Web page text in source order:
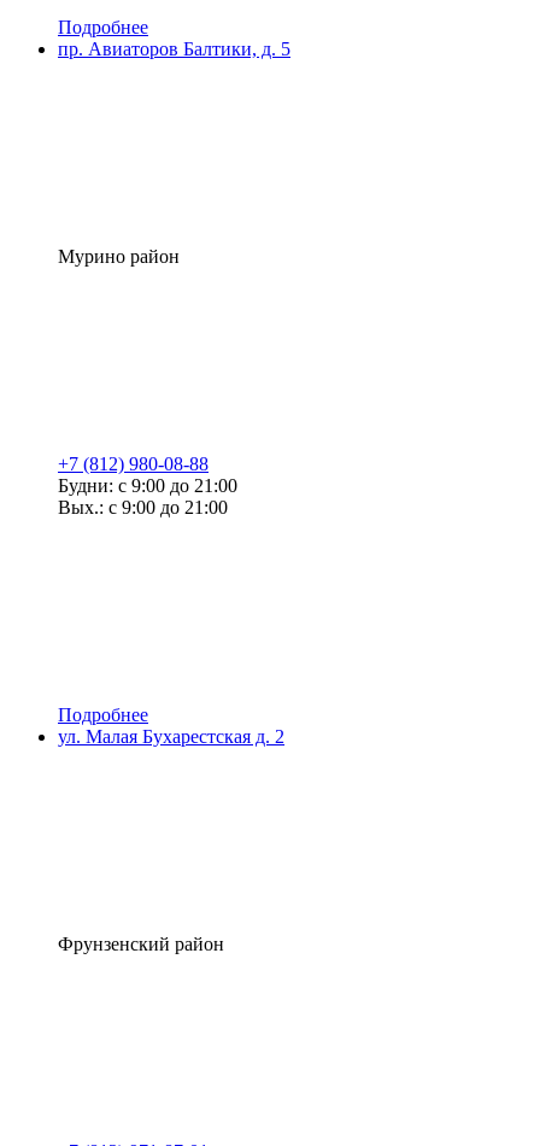
Подробнее
пр. Авиаторов Балтики, д. 5
Мурино район
+7 (812) 980-08-88
Будни: с 9:00 до 21:00
Вых.: с 9:00 до 21:00
Подробнее
ул. Малая Бухарестская д. 2
Фрунзенский район